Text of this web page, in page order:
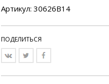
Артикул: 30626B14
ПОДЕЛИТЬСЯ